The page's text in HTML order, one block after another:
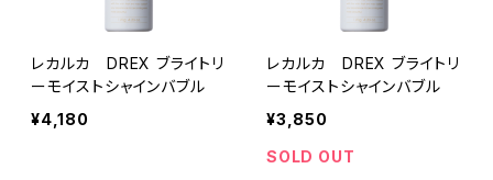
レカルカ DREX ブライトリ
ーモイストシャインバブル
¥4,180
レカルカ DREX ブライトリ
ーモイストシャインバブル
¥3,850
SOLD OUT